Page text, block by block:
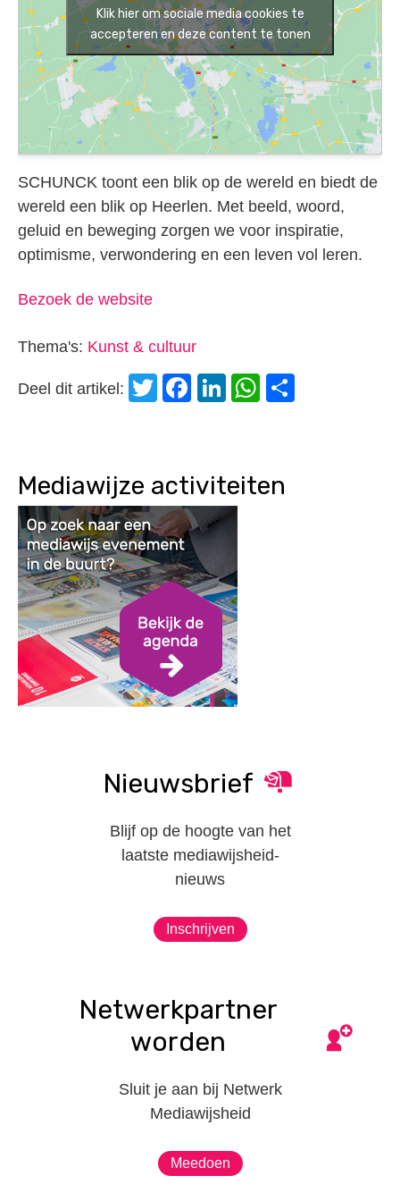
Klik hier om sociale media cookies te
accepteren en deze content te tonen
SCHUNCK toont een blik op de wereld en biedt de
wereld een blik op Heerlen. Met beeld, woord,
geluid en beweging zorgen we voor inspiratie,
optimisme, verwondering en een leven vol leren.
Bezoek de website
Thema's: Kunst & cultuur
Deel dit artikel: Twitter
Facebook
LinkedIn
WhatsApp
Mediawijze activiteiten
Nieuwsbrief
Blijf op de hoogte van het
laatste mediawijsheid-
nieuws
Inschrijven
Netwerkpartner
worden
Sluit je aan bij Netwerk
Mediawijsheid
Meedoen